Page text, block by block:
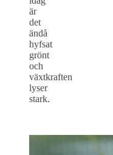
är
det
ändå
hyfsat
grönt
och
växtkraften
lyser
stark.